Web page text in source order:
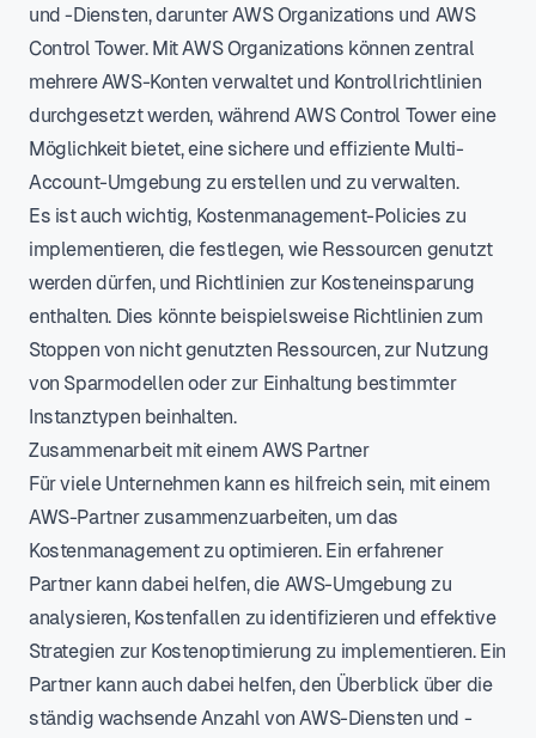
und -Diensten, darunter AWS Organizations und AWS
Control Tower. Mit AWS Organizations können zentral
mehrere AWS-Konten verwaltet und Kontrollrichtlinien
durchgesetzt werden, während AWS Control Tower eine
Möglichkeit bietet, eine sichere und effiziente Multi-
Account-Umgebung zu erstellen und zu verwalten.
Es ist auch wichtig, Kostenmanagement-Policies zu
implementieren, die festlegen, wie Ressourcen genutzt
werden dürfen, und Richtlinien zur Kosteneinsparung
enthalten. Dies könnte beispielsweise Richtlinien zum
Stoppen von nicht genutzten Ressourcen, zur Nutzung
von Sparmodellen oder zur Einhaltung bestimmter
Instanztypen beinhalten.
Zusammenarbeit mit einem AWS Partner
Für viele Unternehmen kann es hilfreich sein, mit einem
AWS-Partner zusammenzuarbeiten, um das
Kostenmanagement zu optimieren. Ein erfahrener
Partner kann dabei helfen, die AWS-Umgebung zu
analysieren, Kostenfallen zu identifizieren und effektive
Strategien zur Kostenoptimierung zu implementieren. Ein
Partner kann auch dabei helfen, den Überblick über die
ständig wachsende Anzahl von AWS-Diensten und -